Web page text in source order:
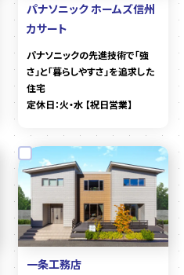
パナソニック ホームズ信州
カサート
パナソニックの先進技術で「強
さ」と「暮らしやすさ」を追求した
住宅
定休日：火・水 【祝日営業】
一条工務店